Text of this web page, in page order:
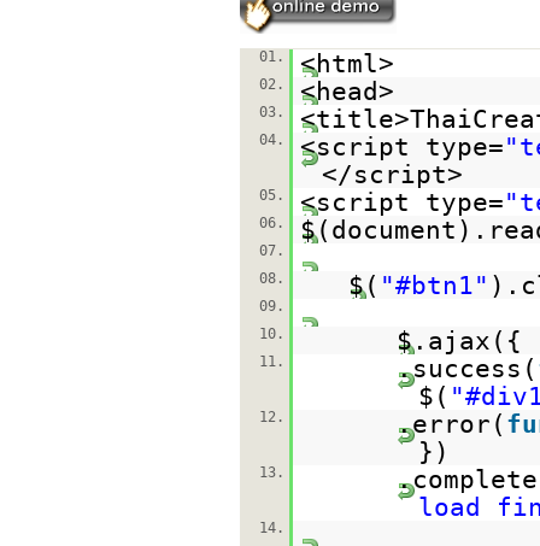
01. <html>
02. <head>
03.
04. <script type=
</script>
05. <script type=
06.
07.
08.
$( "#btn1"
09.
10.
11. .success(
$(
12. .error(
})
13.
load
14.